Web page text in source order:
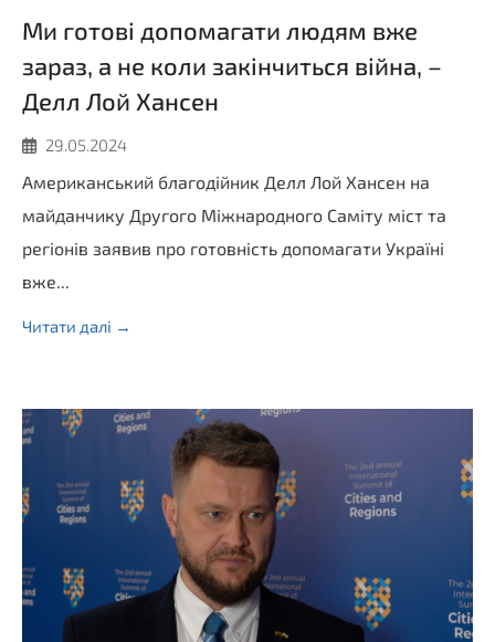
Ми готові допомагати людям вже
зараз, а не коли закінчиться війна, –
Делл Лой Хансен
29.05.2024
Американський благодійник Делл Лой Хансен на
майданчику Другого Міжнародного Саміту міст та
регіонів заявив про готовність допомагати Україні
вже...
Читати далі →